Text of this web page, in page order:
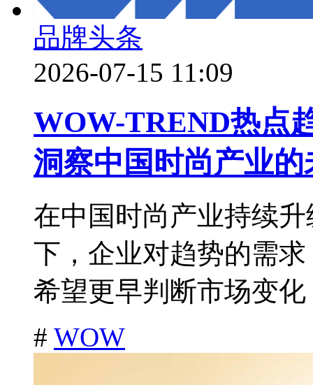
品牌头条
2026-07-15 11:09
WOW-TREND热点
洞察中国时尚产业的
在中国时尚产业持续
下，企业对趋势的需
希望更早判断市场变
# WOW